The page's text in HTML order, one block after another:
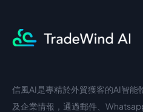
中文入口
信風AI是專精於外貿獲客的AI智能
及企業情報，通過郵件、